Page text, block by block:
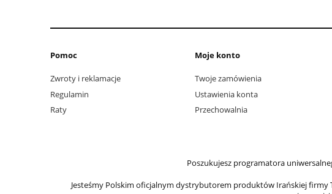
Pomoc
Zwroty i reklamacje
Regulamin
Raty
Moje konto
Twoje zamówienia
Ustawienia konta
Przechowalnia
Poszukujesz programatora
Jesteśmy Polskim oficjalnym dystrybutorem produktów Irańskiej firmy